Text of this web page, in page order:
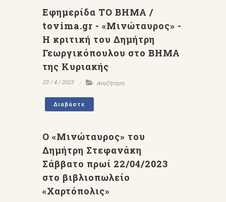
Εφημερίδα ΤΟ ΒΗΜΑ /
tovima.gr - «Μινώταυρος» -
Η κριτική του Δημήτρη
Γεωργικόπουλου στο ΒΗΜΑ
της Κυριακής
23 / 4 / 2023 Αναζήτηση
Διαβάστε
Ο «Μινώταυρος» του
Δημήτρη Στεφανάκη
Σάββατο πρωί 22/04/2023
στο βιβλιοπωλείο
«Χαρτόπολις»